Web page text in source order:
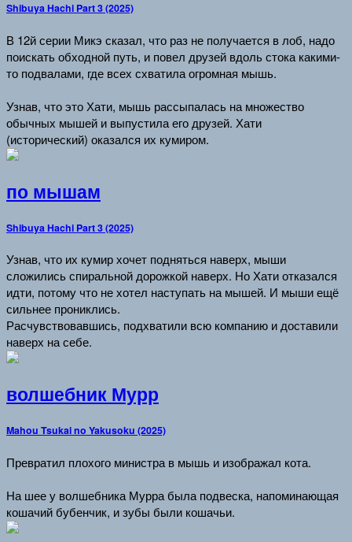
Shibuya Hachi Part 3 (2025)
В 12й серии Микэ сказал, что раз не получается в лоб, надо
поискать обходной путь, и повел друзей вдоль стока какими-
то подвалами, где всех схватила огромная мышь.
Узнав, что это Хати, мышь рассыпалась на множество
обычных мышей и выпустила его друзей. Хати
(исторический) оказался их кумиром.
по мышам
Shibuya Hachi Part 3 (2025)
Узнав, что их кумир хочет подняться наверх, мыши
сложились спиральной дорожкой наверх. Но Хати отказался
идти, потому что не хотел наступать на мышей. И мыши ещё
сильнее прониклись.
Расчувствовавшись, подхватили всю компанию и доставили
наверх на себе.
волшебник Мурр
Mahou Tsukai no Yakusoku (2025)
Превратил плохого министра в мышь и изображал кота.
На шее у волшебника Мурра была подвеска, напоминающая
кошачий бубенчик, и зубы были кошачьи.